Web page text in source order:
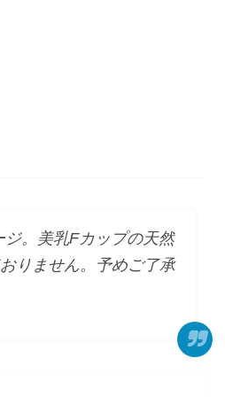
ジ。美乳Fカップの天然
りません。予めご了承